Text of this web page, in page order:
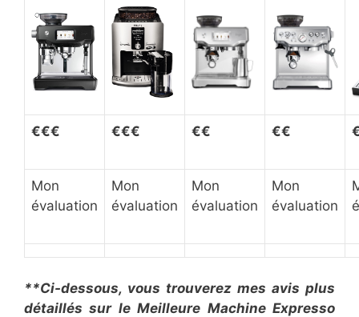
€€€ €€€ €€ €€
Mon
évaluation
Mon
évaluation
Mon
évaluation
Mon
évaluation
**Ci-dessous, vous trouverez mes avis plus
détaillés sur le Meilleure Machine Expresso